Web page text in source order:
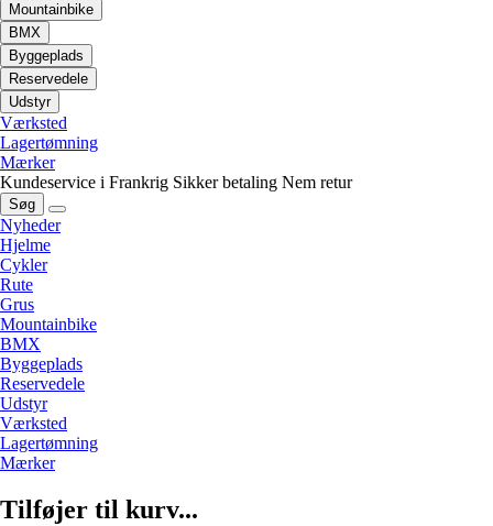
Mountainbike
BMX
Byggeplads
Reservedele
Udstyr
Værksted
Lagertømning
Mærker
Kundeservice i Frankrig Sikker betaling Nem retur
Søg
Nyheder
Hjelme
Cykler
Rute
Grus
Mountainbike
BMX
Byggeplads
Reservedele
Udstyr
Værksted
Lagertømning
Mærker
Tilføjer til kurv...